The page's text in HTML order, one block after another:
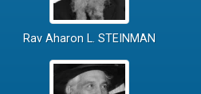
Rav Aharon L. STEINMAN